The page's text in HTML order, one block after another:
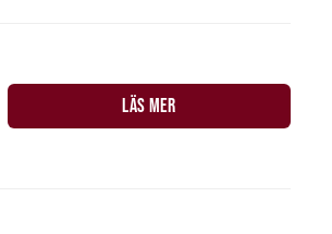
LÄS MER